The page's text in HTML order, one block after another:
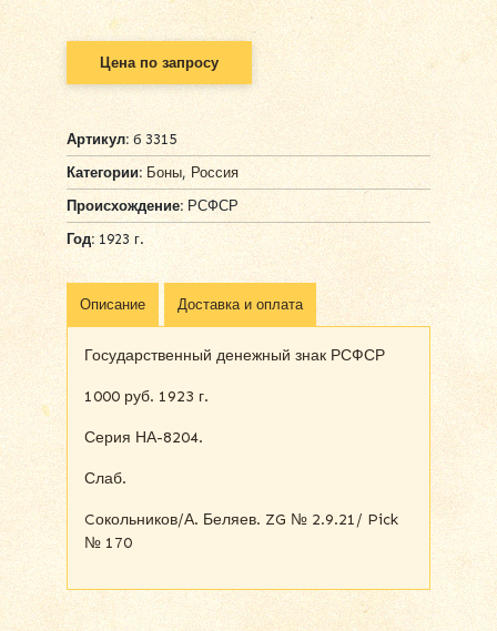
Цена по запросу
Артикул: б 3315
Категории: Боны,Россия
Происхождение:РСФСР
Год:1923 г.
Описание Доставка и оплата
Государственный денежный знак РСФСР
1000 руб. 1923 г.
Серия НА-8204.
Слаб.
Cокольников/А. Беляев. ZG № 2.9.21/ Pick
№ 170